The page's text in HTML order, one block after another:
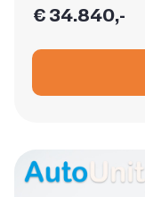
€ 34.840,-